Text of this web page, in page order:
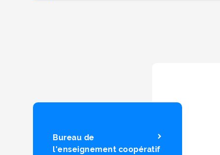
Bureau de
l'enseignement coopératif